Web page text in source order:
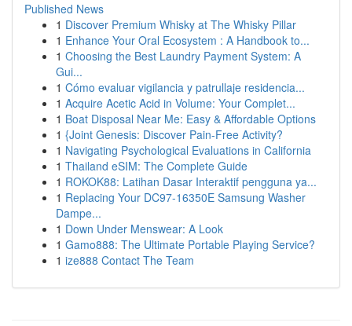
Published News
1 Discover Premium Whisky at The Whisky Pillar
1 Enhance Your Oral Ecosystem : A Handbook to...
1 Choosing the Best Laundry Payment System: A
Gui...
1 Cómo evaluar vigilancia y patrullaje residencia...
1 Acquire Acetic Acid in Volume: Your Complet...
1 Boat Disposal Near Me: Easy & Affordable Options
1 {Joint Genesis: Discover Pain-Free Activity?
1 Navigating Psychological Evaluations in California
1 Thailand eSIM: The Complete Guide
1 ROKOK88: Latihan Dasar Interaktif pengguna ya...
1 Replacing Your DC97-16350E Samsung Washer
Dampe...
1 Down Under Menswear: A Look
1 Gamo888: The Ultimate Portable Playing Service?
1 ize888 Contact The Team